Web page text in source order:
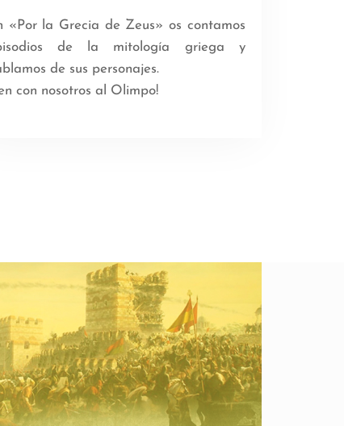
«Por la Grecia de Zeus» os contamos
de la mitología griega y
de sus personajes.
con nosotros al Olimpo!